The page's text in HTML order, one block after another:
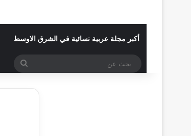
أكبر مجلة عربية نسائية في الشرق الاوسط
بحث